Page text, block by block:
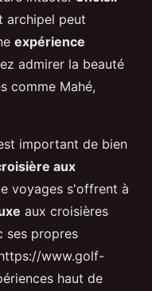
archipel peut
expérience
admirer la beauté
comme Mahé,
important de bien
aux
voyages s'offrent à
aux croisières
ses propres
www.golf-
haut de